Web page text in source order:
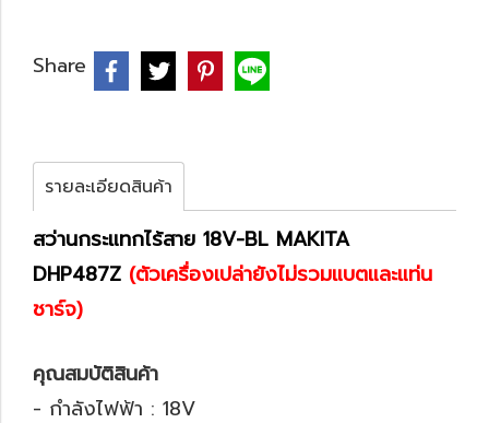
Share
รายละเอียดสินค้า
สว่านกระแทกไร้สาย 18V-BL MAKITA
DHP487Z (ตัวเครื่องเปล่ายังไม่รวมแบตและแท่น
ชาร์จ)
คุณสมบัติสินค้า
- กำลังไฟฟ้า : 18V